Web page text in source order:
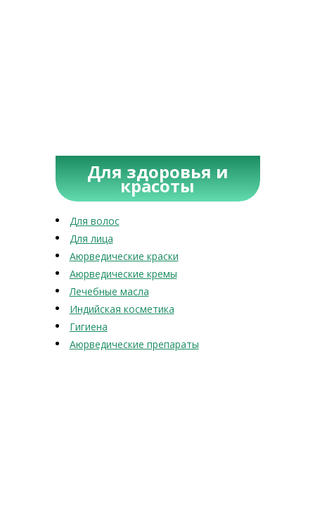
Для здоровья и
красоты
Для волос
Для лица
Аюрведические краски
Аюрведические кремы
Лечебные масла
Индийская косметика
Гигиена
Аюрведические препараты